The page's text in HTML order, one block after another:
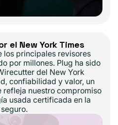
el New York Times
los principales revisores
por millones. Plug ha sido
del New York
confiabilidad y valor, un
refleja nuestro compromiso
usada certificada en la